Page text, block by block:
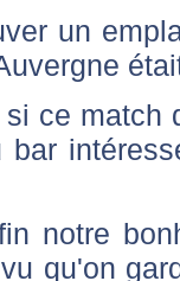
un
si ce
notre
qu'on